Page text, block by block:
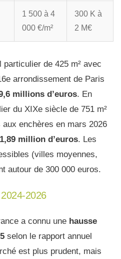
1 500 à 4
000 €/m²
300 K à
2 M€
particulier de 425 m² avec
arrondissement de Paris
millions d’euros. En
du XIXe siècle de 751 m²
enchères en mars 2026
million d’euros. Les
(villes moyennes,
autour de 300 000 euros.
2026
a connu une hausse
selon le rapport annuel
est plus prudent, mais